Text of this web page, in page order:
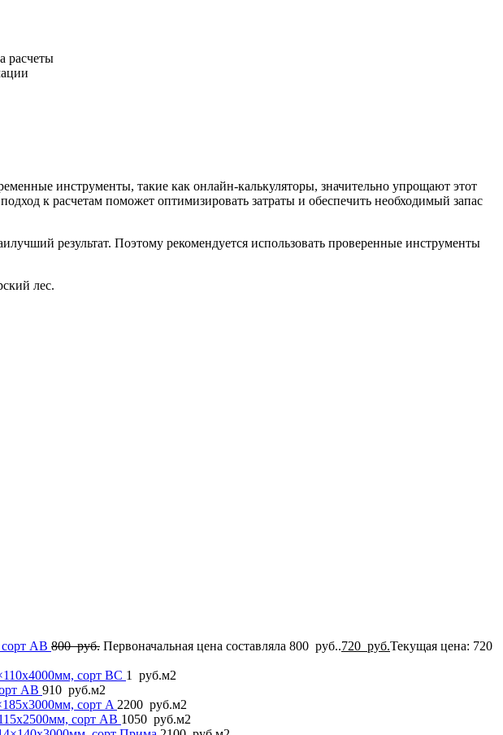
расчеты
инструменты, такие как онлайн-калькуляторы, значительно упрощают этот
к расчетам поможет оптимизировать затраты и обеспечить необходимый запас
результат. Поэтому рекомендуется использовать проверенные инструменты
лес.
AB 800руб. Первоначальная цена составляла 800 руб..720 руб.Текущая цена: 720
сорт BC 1 руб.м2
AB 910 руб.м2
сорт A 2200 руб.м2
сорт AB 1050 руб.м2